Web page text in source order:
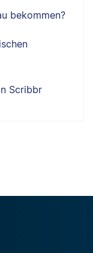
bekommen?
Scribbr